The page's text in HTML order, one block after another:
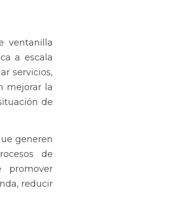
ventanilla
a escala
servicios,
mejorar la
de
generen
de
promover
reducir